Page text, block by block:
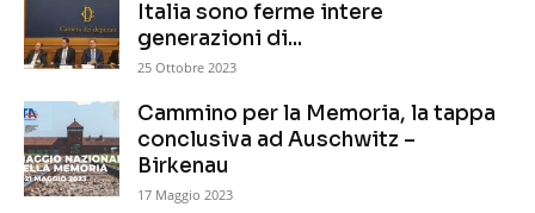
Italia sono ferme intere
generazioni di...
25 Ottobre 2023
Cammino per la Memoria, la tappa
conclusiva ad Auschwitz –
Birkenau
17 Maggio 2023